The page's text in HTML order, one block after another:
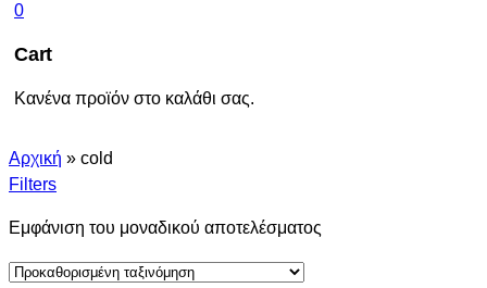
0
Cart
Κανένα προϊόν στο καλάθι σας.
Αρχική » cold
Filters
Εμφάνιση του μοναδικού αποτελέσματος